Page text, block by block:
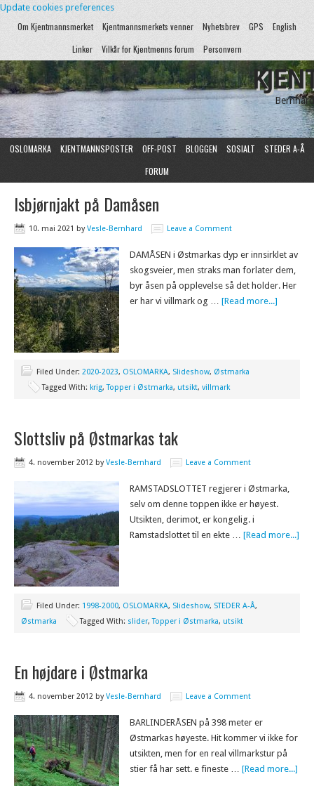
Update cookies preferences
Om Kjentmannsmerket Kjentmannsmerkets venner Nyhetsbrev GPS
English
Linker
Vilkår for Kjentmenns forum Personvern
OSLOMARKA KJENTMANNSPOSTER OFF-POST BLOGGEN SOSIALT
STEDER A-Å
FORUM
Isbjørnjakt på Damåsen
10. mai 2021 byVesle-Bernhard Leave a Comment
DAMÅSEN i Østmarkas dyp er innsirklet av
skogsveier, men straks man forlater dem,
byr åsen på opplevelse så det holder. Her
er har vi villmark og … [Read more...]
Filed Under: 2020-2023, OSLOMARKA, Slideshow, Østmarka
Tagged With: krig,Topper i Østmarka, utsikt, villmark
Slottsliv på Østmarkas tak
4. november 2012 byVesle-Bernhard Leave a Comment
RAMSTADSLOTTET regjerer i Østmarka,
selv om denne toppen ikke er høyest.
Utsikten, derimot, er kongelig. i
Ramstadslottet til en ekte … [Read more...]
Filed Under: 1998-2000, OSLOMARKA, Slideshow, STEDER A-Å,
Østmarka
Tagged With: slider,Topper i Østmarka, utsikt
En højdare i Østmarka
4. november 2012 byVesle-Bernhard Leave a Comment
BARLINDERÅSEN på 398 meter er
Østmarkas høyeste. Hit kommer vi ikke for
utsikten, men for en real villmarkstur på
stier få har sett. e fineste … [Read more...]